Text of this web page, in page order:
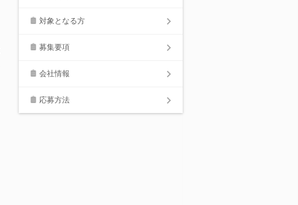
対象となる方
募集要項
会社情報
応募方法